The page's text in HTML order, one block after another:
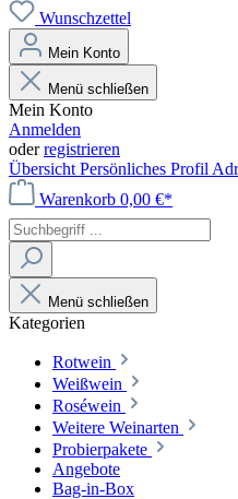
Wunschzettel
Mein Konto
Menü schließen
Mein Konto
Anmelden
oderregistrieren
Übersicht Persönliches Profil
Warenkorb 0,00 €*
Menü schließen
Kategorien
Rotwein
Weißwein
Roséwein
Weitere Weinarten
Probierpakete
Angebote
Bag-in-Box